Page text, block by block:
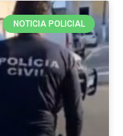
NOTICIA POLICIAL